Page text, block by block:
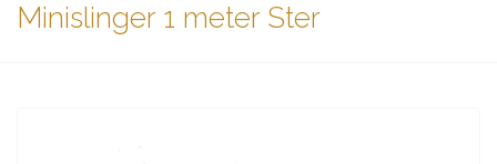
Minislinger 1 meter Ster